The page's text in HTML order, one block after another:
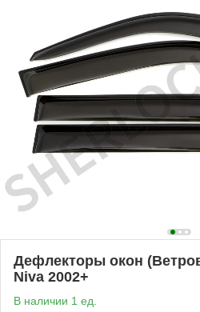
Дефлекторы окон
Niva 2002+
В наличии 1 ед.